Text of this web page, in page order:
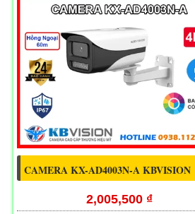
CAMERA KX-AD4003N-A KBVISION
2,005,500 ₫